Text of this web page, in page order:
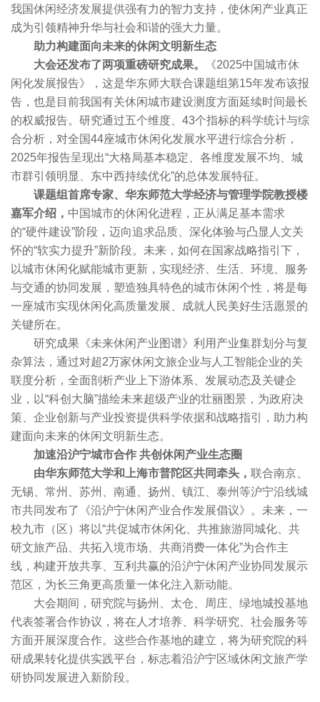
我国休闲经济发展提供强有力的智力支持，使休闲产业真正
成为引领精神升华与社会和谐的强大力量。
助力构建面向未来的休闲文明新生态
大会还发布了两项重磅研究成果。
《2025中国城市休
闲化发展报告》，这是华东师大联合课题组第15年发布该报
告，也是目前我国有关休闲城市建设测度方面延续时间最长
的权威报告。研究通过五个维度、43个指标的科学统计与综
合分析，对全国44座城市休闲化发展水平进行综合分析，
2025年报告呈现出“大格局基本稳定、各维度发展不均、城
市群引领明显、东中西持续优化”的总体发展特征。
课题组首席专家、华东师范大学经济与管理学院教授楼
嘉军介绍， 中国城市的休闲化进程，正从满足基本需求
的“硬件建设”阶段，迈向追求品质、深化体验与凸显人文关
怀的“软实力提升”新阶段。未来，如何在国家战略指引下，
以城市休闲化赋能城市更新，实现经济、生活、环境、服务
与交通的协同发展，塑造独具特色的城市休闲个性，将是每
一座城市实现休闲化高质量发展、成就人民美好生活愿景的
关键所在。
研究成果《未来休闲产业图谱》利用产业集群划分与复
杂算法，通过对超2万家休闲文旅企业与人工智能企业的关
联度分析，全面剖析产业上下游体系、发展动态及关键企
业，以“科创大脑”描绘未来超级产业的壮丽图景，为政府决
策、企业创新与产业投资提供科学依据和战略指引，助力构
建面向未来的休闲文明新生态。
加速沿沪宁城市合作 共创休闲产业生态圈
由华东师范大学和上海市普陀区共同牵头， 联合南京、
无锡、常州、苏州、南通、扬州、镇江、泰州等沪宁沿线城
市共同发布了《沿沪宁休闲产业合作发展倡议》。未来，一
校九市（区）将以“共促城市休闲化、共推旅游同城化、共
研文旅产品、共拓入境市场、共商消费一体化”为合作主
线，构建开放共享、互利共赢的沿沪宁休闲产业协同发展示
范区，为长三角更高质量一体化注入新动能。
大会期间，研究院与扬州、太仓、周庄、绿地城投基地
代表签署合作协议，将在人才培养、科学研究、社会服务等
方面开展深度合作。这些合作基地的建立，将为研究院的科
研成果转化提供实践平台，标志着沿沪宁区域休闲文旅产学
研协同发展进入新阶段。